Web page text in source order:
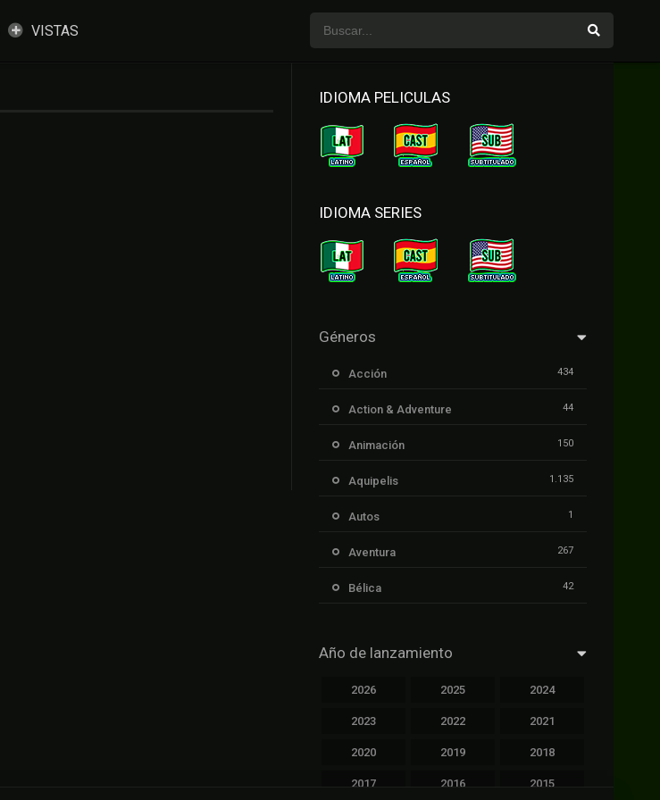
VISTAS
IDIOMA PELICULAS
IDIOMA SERIES
Géneros
Acción 434
Action & Adventure 44
Animación 150
Aquipelis 1.135
Autos 1
Aventura 267
Bélica 42
Cinecalidad
Cinetux 1.139
Año de lanzamiento
2026 2025 2024
2023 2022 2021
2020 2019 2018
2017 2016 2015